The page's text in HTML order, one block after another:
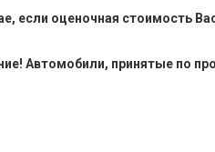
если оценочная стоимость
Автомобили, принятые по